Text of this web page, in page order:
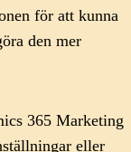
för att kunna
den mer
365 Marketing
eller